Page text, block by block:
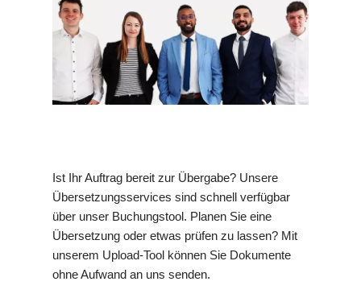
Ist Ihr Auftrag bereit zur Übergabe? Unsere
Übersetzungsservices sind schnell verfügbar
über unser Buchungstool. Planen Sie eine
Übersetzung oder etwas prüfen zu lassen? Mit
unserem Upload-Tool können Sie Dokumente
ohne Aufwand an uns senden.